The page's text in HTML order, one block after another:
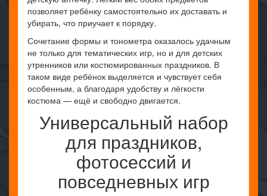
позволяет ребёнку самостоятельно их доставать и
убирать, что приучает к порядку.
Сочетание формы и тонометра оказалось удачным
не только для тематических игр, но и для детских
утренников или костюмированных праздников. В
таком виде ребёнок выделяется и чувствует себя
особенным, а благодаря удобству и лёгкости
костюма — ещё и свободно двигается.
Универсальный набор
для праздников,
фотосессий и
повседневных игр